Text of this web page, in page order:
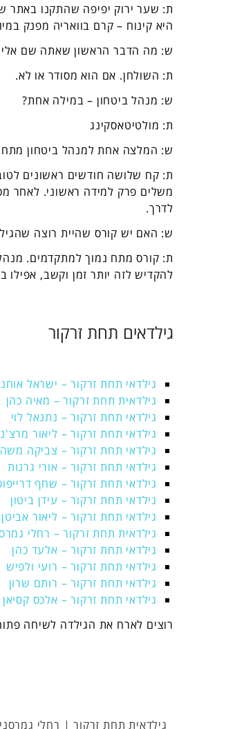
ת: שער ירוק יפיפה שהתקנו באתר
היא קינוח – קרם בוואריה מפנק
ש: מה הדבר הראשון שאתה שם
ת: השולחן. אם הוא מסודר או לא.
ש: מנהל ביטחון – במילה אחת?
ת: מולטיטאסקינג
ש: המלצה אחת למנהל ביטחון
ת: קח שלושה חודשים ראשונים
משלים פרק למידה ראשוני. לאחר
לדרך.
ש: האם יש קורס שהיית רוצה
ת: קורס מתח נמוך למתקדמים.
להקדיש לזה יותר זמן וקשב, אפילו
גילדאים תחת זרקור
גילדאי תחת זרקור – ישראל
גילדאית תחת זרקור – מאיה כהן
גילדאי תחת זרקור – נתנאל לוי
גילדאי תחת זרקור – ליאור
גילדאי תחת זרקור – צביקה משה
גילדאי תחת זרקור – אורי גרנות
גילדאי תחת זרקור – שחף
גילדאי תחת זרקור – עידן ביטון
גילדאי תחת זרקור – ליאור אביטן
גילדאית תחת זרקור – רחלי
גילדאי תחת זרקור – אלעד כהן
גילדאי תחת זרקור – רועי ולפיש
גילדאי תחת זרקור – רותם שרון
גילדאי תחת זרקור – אלכס קסיאן
רוצים לארח את הגילדה לשיחה
אפיון, לפני מוצר